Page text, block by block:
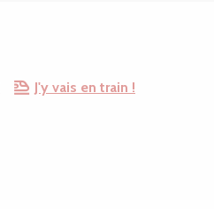
J'y vais en train !